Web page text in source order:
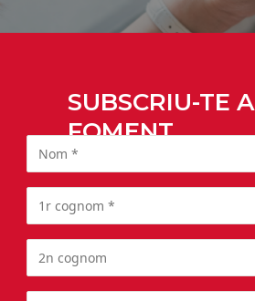
SUBSCRIU-TE A
FOMENT